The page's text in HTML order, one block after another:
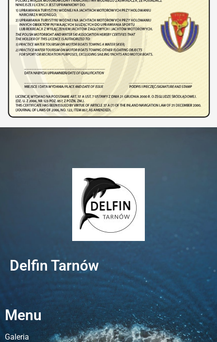
Delfin Tarnów
Menu
Galeria